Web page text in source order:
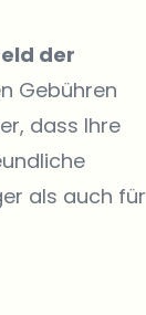
der
Gebühren
dass Ihre
als auch für